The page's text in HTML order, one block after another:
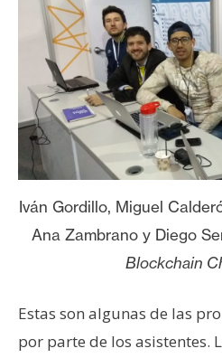
Iván Gordillo, Miguel
Ana Zambrano y Diego
Blockchain
Estas son algunas de las
por parte de los asistentes.